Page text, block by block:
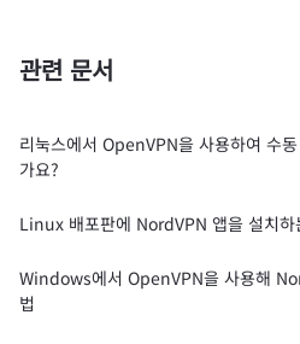
관련 문서
리눅스에서 OpenVPN을 사용하여 수
가요?
Linux 배포판에 NordVPN 앱을 설치하
Windows에서 OpenVPN을 사용해
법